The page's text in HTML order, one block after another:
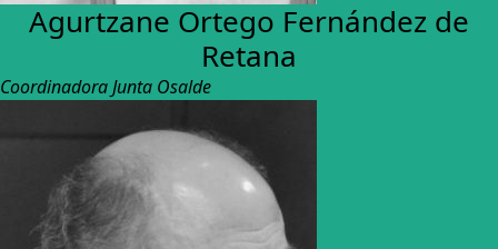
Agurtzane Ortego Fernández de
Retana
Coordinadora Junta Osalde